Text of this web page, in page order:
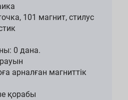
101 магнит, стилус
0 дана.
арналған магниттік
қорабы